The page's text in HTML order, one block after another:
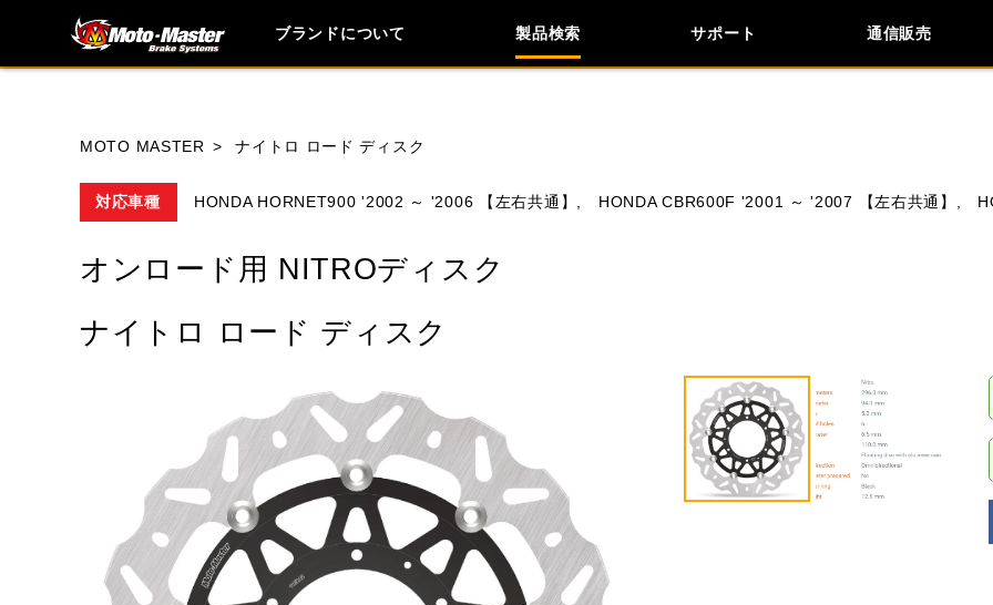
ブランドについて 製品検索 サポート 通信販売
閉じる
MOTO MASTER ナイトロ ロード ディスク
対応車種 HONDA HORNET900 '2002 ～ '2006 【左右共通】, HONDA CBR600F '2001 ～ '2007 【左右共通】,
オンロード用 NITROディスク
ナイトロ ロード ディスク